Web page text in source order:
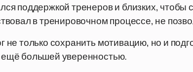
поддержкой тренеров и близких,
в тренировочном процессе, не
не только сохранить мотивацию, но и
большей уверенностью.